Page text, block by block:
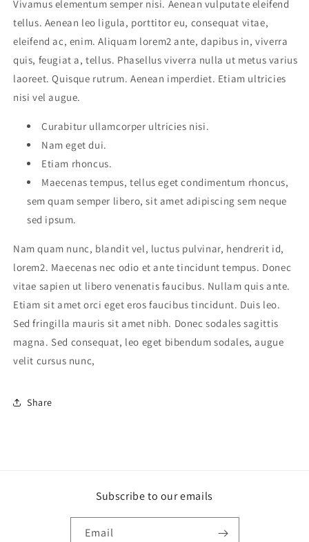
Vivamus elementum semper nisi. Aenean vulputate eleifend
tellus. Aenean leo ligula, porttitor eu, consequat vitae,
eleifend ac, enim. Aliquam lorem2 ante, dapibus in, viverra
quis, feugiat a, tellus. Phasellus viverra nulla ut metus varius
laoreet. Quisque rutrum. Aenean imperdiet. Etiam ultricies
nisi vel augue.
Curabitur ullamcorper ultricies nisi.
Nam eget dui.
Etiam rhoncus.
Maecenas tempus, tellus eget condimentum rhoncus,
sem quam semper libero, sit amet adipiscing sem neque
sed ipsum.
Nam quam nunc, blandit vel, luctus pulvinar, hendrerit id,
lorem2. Maecenas nec odio et ante tincidunt tempus. Donec
vitae sapien ut libero venenatis faucibus. Nullam quis ante.
Etiam sit amet orci eget eros faucibus tincidunt. Duis leo.
Sed fringilla mauris sit amet nibh. Donec sodales sagittis
magna. Sed consequat, leo eget bibendum sodales, augue
velit cursus nunc,
Share
Subscribe to our emails
Email